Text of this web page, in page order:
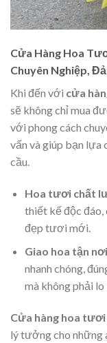
Cửa Hàng Hoa
Chuyên Nghiệp,
Khi đến với cửa
sẽ không chỉ mua
với phong cách
vấn và giúp bạn lựa
cầu.
Hoa tươi chất
thiết kế độc
đẹp tươi mới.
Giao hoa tận nơi
nhanh chóng,
mà không phải
Cửa hàng hoa tươi
lý tưởng cho những